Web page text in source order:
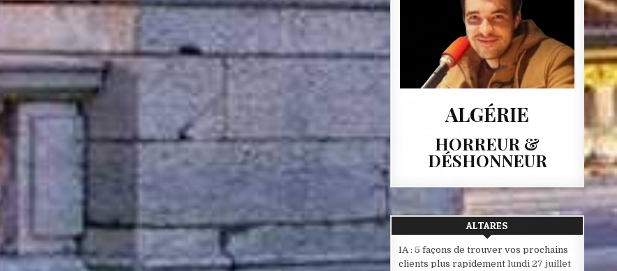
ALGÉRIE
HORREUR &
DÉSHONNEUR
ALTARES
IA : 5 façons de trouver vos prochains
clients plus rapidement lundi 27 juillet